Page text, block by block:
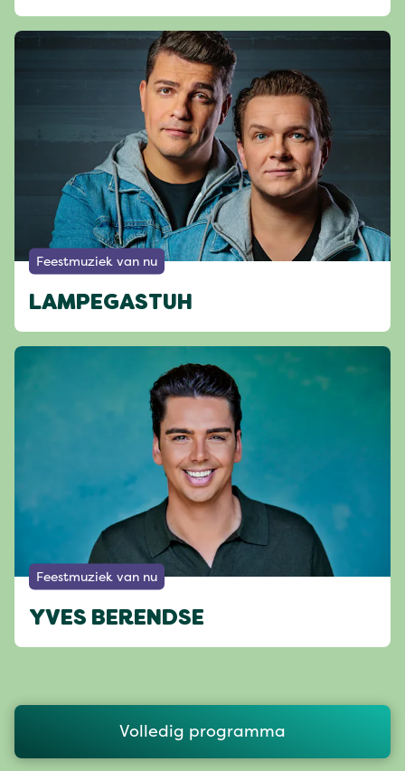
Feestmuziek van nu
LAMPEGASTUH
Feestmuziek van nu
YVES BERENDSE
Volledig programma